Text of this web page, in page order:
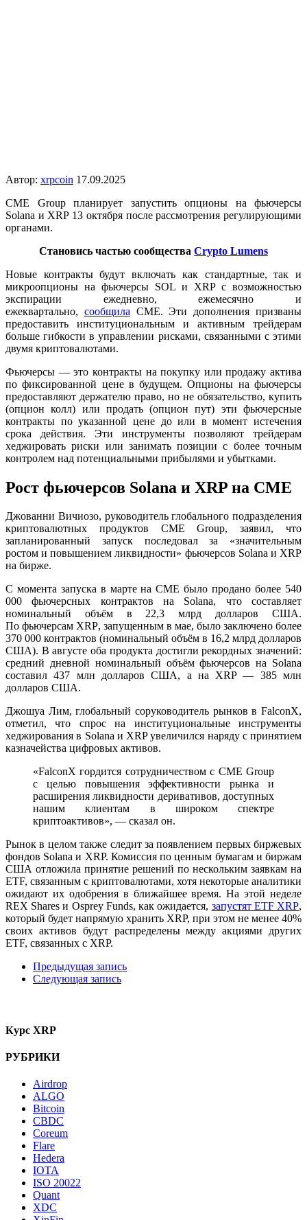
Автор: xrpcoin 17.09.2025
CME Group планирует запустить опционы на фьючерсы
Solana и XRP 13 октября после рассмотрения регулирующими
органами.
Становись частью сообщества Crypto Lumens
Новые контракты будут включать как стандартные, так и
микроопционы на фьючерсы SOL и XRP с возможностью
экспирации ежедневно, ежемесячно и
ежеквартально, сообщила CME. Эти дополнения призваны
предоставить институциональным и активным трейдерам
больше гибкости в управлении рисками, связанными с этими
двумя криптовалютами.
Фьючерсы — это контракты на покупку или продажу актива
по фиксированной цене в будущем. Опционы на фьючерсы
предоставляют держателю право, но не обязательство, купить
(опцион колл) или продать (опцион пут) эти фьючерсные
контракты по указанной цене до или в момент истечения
срока действия. Эти инструменты позволяют трейдерам
хеджировать риски или занимать позиции с более точным
контролем над потенциальными прибылями и убытками.
Рост фьючерсов Solana и XRP на CME
Джованни Вичиозо, руководитель глобального подразделения
криптовалютных продуктов CME Group, заявил, что
запланированный запуск последовал за «значительным
ростом и повышением ликвидности» фьючерсов Solana и XRP
на бирже.
С момента запуска в марте на CME было продано более 540
000фьючерсных контрактов на Solana, что составляет
номинальный объём в 22,3 млрд долларов США.
По фьючерсам XRP, запущенным в мае, было заключено более
370 000 контрактов (номинальный объём в 16,2 млрд долларов
США). В августе оба продукта достигли рекордных значений:
средний дневной номинальный объём фьючерсов на Solana
составил 437 млн ​​долларов США, а на XRP — 385 млн
долларов США.
Джошуа Лим, глобальный соруководитель рынков в FalconX,
отметил, что спрос на институциональные инструменты
хеджирования в Solana и XRP увеличился наряду с принятием
казначейства цифровых активов.
«FalconX гордится сотрудничеством с CME Group
с целью повышения эффективности рынка и
расширения ликвидности деривативов, доступных
нашим клиентам в широком спектре
криптоактивов», — сказал он.
Рынок в целом также следит за появлением первых биржевых
фондов Solana и XRP. Комиссия по ценным бумагам и биржам
США отложила принятие решений по нескольким заявкам на
ETF, связанным с криптовалютами, хотя некоторые аналитики
ожидают их одобрения в ближайшее время. На этой неделе
REX Shares и Osprey Funds, какожидается, запустят ETF XRP,
который будет напрямую хранить XRP, при этом не менее 40%
своих активов будут распределены между акциями других
ETF, связанных с XRP.
Предыдущая запись
Следующая запись
Курс XRP
РУБРИКИ
Airdrop
ALGO
Bitcoin
CBDC
Coreum
Flare
Hedera
IOTA
ISO 20022
Quant
XDC